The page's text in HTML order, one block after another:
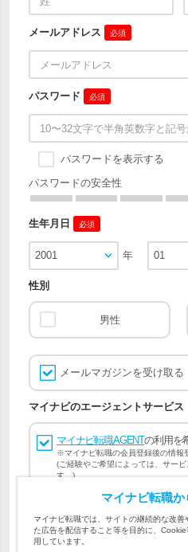
メールアドレス 必須
パスワード 必須
パスワードを表示する
パスワードの安全性
生年月日 必須
2001 年 01
性別
男性
メールマガジンを受け取る
マイナビのエージェントサービス
マイナビ転職AGENTの利用を
※マイナビ転職の会員登録後の情報
(ご経験やご希望によっては、サー
す。)
会員登録には マイナビ転職 会員規
会員規約、マイナビ転職
個人情報の取り扱い
マイナビ転職
マイナビ転職では、サイトの継続的な改
た広告を配信すること等を目的に、
用しています。